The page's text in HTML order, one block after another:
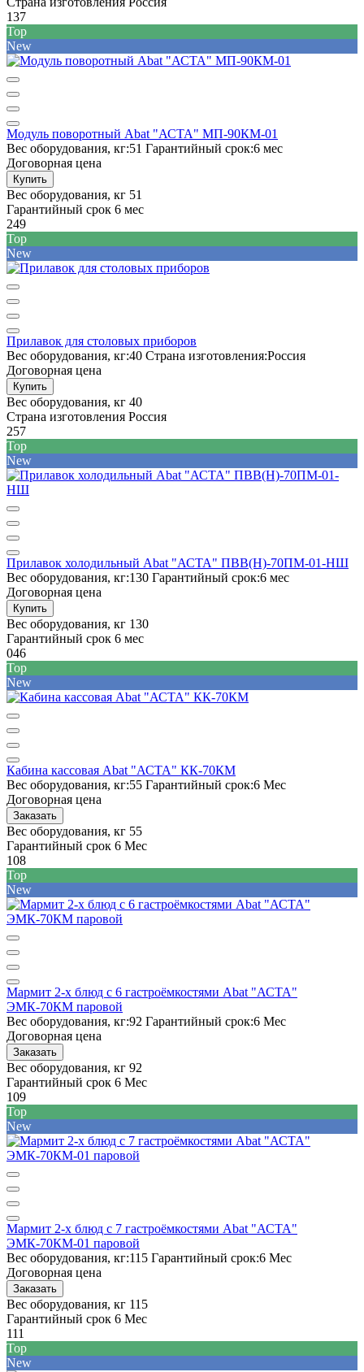
137
Top
New
Модуль поворотный Abat "АСТА" МП-90КМ-01
Вес оборудования, кг:51 Гарантийный срок:6 мес
Договорная цена
Купить
Вес оборудования, кг 51
Гарантийный срок 6 мес
249
Top
New
Прилавок для столовых приборов
Вес оборудования, кг:40 Страна изготовления:Россия
Договорная цена
Купить
Вес оборудования, кг 40
Страна изготовления Россия
257
Top
New
Прилавок холодильный Abat "АСТА" ПВВ(Н)-70ПМ-01-НШ
Вес оборудования, кг:130 Гарантийный срок:6 мес
Договорная цена
Купить
Вес оборудования, кг 130
Гарантийный срок 6 мес
046
Top
New
Кабина кассовая Abat "АСТА" КК-70КМ
Вес оборудования, кг:55 Гарантийный срок:6 Мес
Договорная цена
Заказать
Вес оборудования, кг 55
Гарантийный срок 6 Мес
108
Top
New
Мармит 2-х блюд с 6 гастроёмкостями Abat "АСТА"
ЭМК-70КМ паровой
Вес оборудования, кг:92 Гарантийный срок:6 Мес
Договорная цена
Заказать
Вес оборудования, кг 92
Гарантийный срок 6 Мес
109
Top
New
Мармит 2-х блюд с 7 гастроёмкостями Abat "АСТА"
ЭМК-70КМ-01 паровой
Вес оборудования, кг:115 Гарантийный срок:6 Мес
Договорная цена
Заказать
Вес оборудования, кг 115
Гарантийный срок 6 Мес
111
Top
New